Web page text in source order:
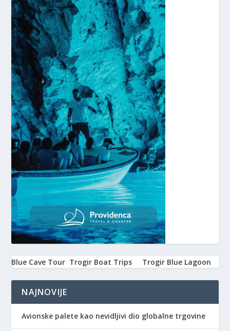
Blue Cave Tour Trogir Boat Trips Trogir Blue Lagoon
NAJNOVIJE
Avionske palete kao nevidljivi dio globalne trgovine